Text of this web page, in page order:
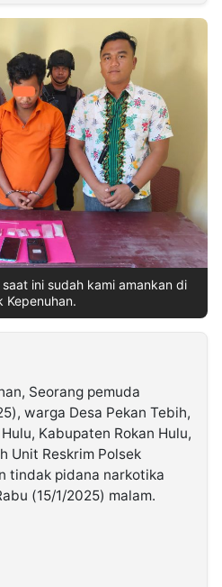
ini sudah kami amankan di
Kepenuhan.
Seorang pemuda
warga Desa Pekan Tebih,
Kabupaten Rokan Hulu,
Unit Reskrim Polsek
tindak pidana narkotika
(15/1/2025) malam.